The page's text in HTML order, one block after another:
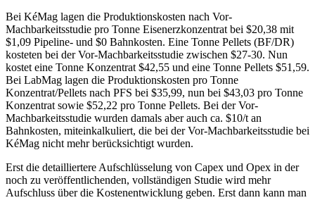
Bei KéMag lagen die Produktionskosten nach Vor-
Machbarkeitsstudie pro Tonne Eisenerzkonzentrat bei $20,38 mit
$1,09 Pipeline- und $0 Bahnkosten. Eine Tonne Pellets (BF/DR)
kosteten bei der Vor-Machbarkeitsstudie zwischen $27-30. Nun
kostet eine Tonne Konzentrat $42,55 und eine Tonne Pellets $51,59.
Bei LabMag lagen die Produktionskosten pro Tonne
Konzentrat/Pellets nach PFS bei $35,99, nun bei $43,03 pro Tonne
Konzentrat sowie $52,22 pro Tonne Pellets. Bei der Vor-
Machbarkeitsstudie wurden damals aber auch ca. $10/t an
Bahnkosten, miteinkalkuliert, die bei der Vor-Machbarkeitsstudie bei
KéMag nicht mehr berücksichtigt wurden.
Erst die detailliertere Aufschlüsselung von Capex und Opex in der
noch zu veröffentlichenden, vollständigen Studie wird mehr
Aufschluss über die Kostenentwicklung geben. Erst dann kann man